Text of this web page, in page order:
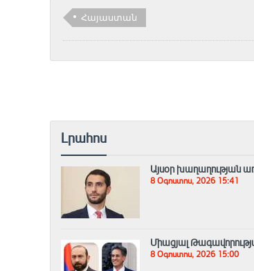
Հայաստան
Լրահոս
Այսօր խաղաղության
8 Օգոստոս, 2026 15:41
Միացյալ
8 Օգոստոս, 2026 15:00